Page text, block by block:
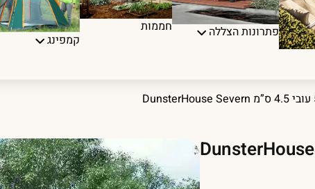
פתרונות הצללה
חממות
קמפינג
מחסן עץ פרימיום 5X5 עובי 4.5 ס”מ DunsterHouse